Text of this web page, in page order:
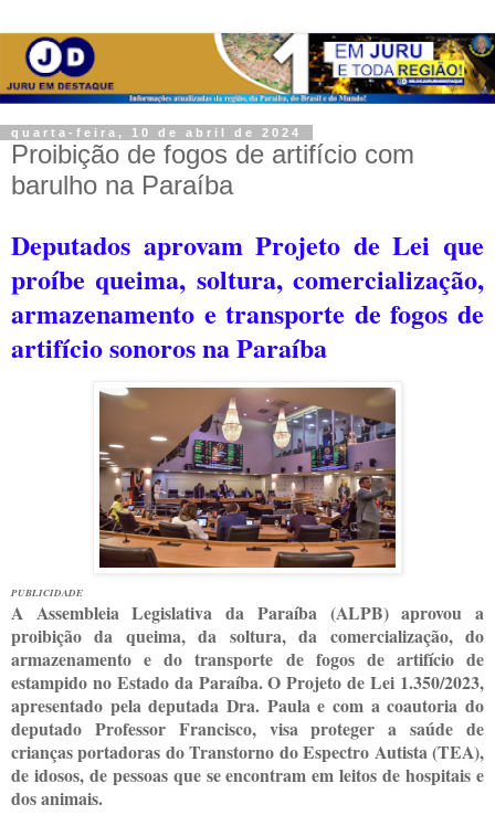
quarta-feira, 10 de abril de 2024
Proibição de fogos de artifício com
barulho na Paraíba
Deputados aprovam Projeto de Lei que
proíbe queima, soltura, comercialização,
armazenamento e transporte de fogos de
artifício sonoros na Paraíba
PUBLICIDADE
A Assembleia Legislativa da Paraíba (ALPB) aprovou a
proibição da queima, da soltura, da comercialização, do
armazenamento e do transporte de fogos de artifício de
estampido no Estado da Paraíba. O Projeto de Lei 1.350/2023,
apresentado pela deputada Dra. Paula e com a coautoria do
deputado Professor Francisco, visa proteger a saúde de
crianças portadoras do Transtorno do Espectro Autista (TEA),
de idosos, de pessoas que se encontram em leitos de hospitais e
dos animais.